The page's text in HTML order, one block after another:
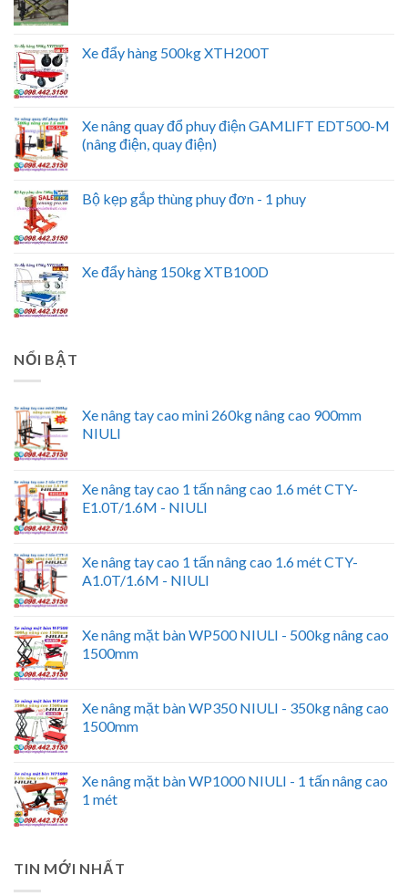
Xe đẩy hàng 500kg XTH200T
Xe nâng quay đổ phuy điện GAMLIFT EDT500-M
(nâng điện, quay điện)
Bộ kẹp gắp thùng phuy đơn - 1 phuy
Xe đẩy hàng 150kg XTB100D
NỔI BẬT
Xe nâng tay cao mini 260kg nâng cao 900mm
NIULI
Xe nâng tay cao 1 tấn nâng cao 1.6 mét CTY-
E1.0T/1.6M - NIULI
Xe nâng tay cao 1 tấn nâng cao 1.6 mét CTY-
A1.0T/1.6M - NIULI
Xe nâng mặt bàn WP500 NIULI - 500kg nâng cao
1500mm
Xe nâng mặt bàn WP350 NIULI - 350kg nâng cao
1500mm
Xe nâng mặt bàn WP1000 NIULI - 1 tấn nâng cao
1 mét
TIN MỚI NHẤT